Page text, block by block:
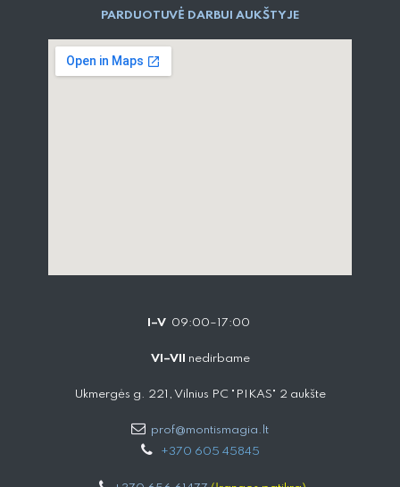
PARDUOTUVĖ DARBUI AUKŠTYJE
I–V 09:00–17:00
VI–VII nedirbame
Ukmergės g. 221, Vilnius PC "PIKAS" 2 aukšte
prof@montismagia.lt
+370 605 4584​5